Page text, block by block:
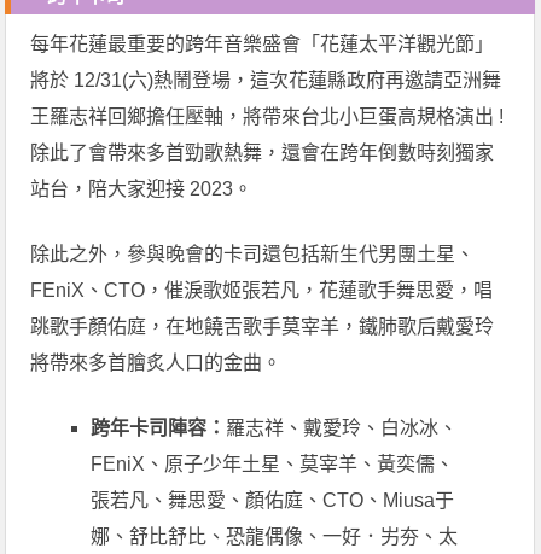
每年花蓮最重要的跨年音樂盛會「花蓮太平洋觀光節」
將於 12/31(六)熱鬧登場，這次花蓮縣政府再邀請亞洲舞
王羅志祥回鄉擔任壓軸，將帶來台北小巨蛋高規格演出 !
除此了會帶來多首勁歌熱舞，還會在跨年倒數時刻獨家
站台，陪大家迎接 2023。
除此之外，參與晚會的卡司還包括新生代男團土星、
FEniX、CTO，催淚歌姬張若凡，花蓮歌手舞思愛，唱
跳歌手顏佑庭，在地饒舌歌手莫宰羊，鐵肺歌后戴愛玲
將帶來多首膾炙人口的金曲。
跨年卡司陣容： 羅志祥、戴愛玲、白冰冰、
FEniX、原子少年土星、莫宰羊、黃奕儒、
張若凡、舞思愛、顏佑庭、CTO、Miusa于
娜、舒比舒比、恐龍偶像、一好．屴夯、太